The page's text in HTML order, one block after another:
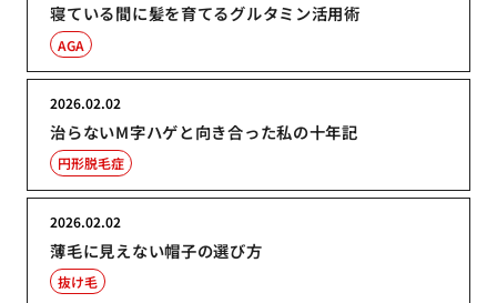
寝ている間に髪を育てるグルタミン活用術
AGA
治らないM字ハゲと向き合った私の十年記
2026.02.02
円形脱毛症
薄毛に見えない帽子の選び方
2026.02.02
抜け毛